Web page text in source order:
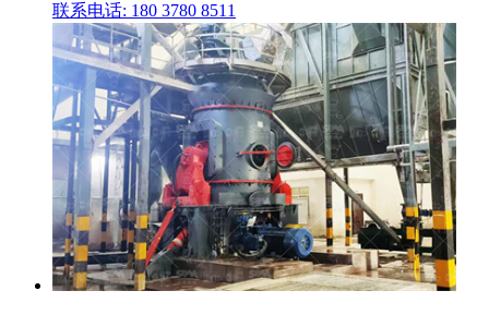
联系电话: 180 3780 8511